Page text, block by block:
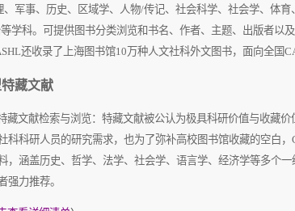
、军事、历史、区域学、人物/传记、社会科学、社会学、体育
学科。可提供图书分类浏览和书名、作者、主题、出版者以及
还收录了上海图书馆10 万种人文社科外文图书，面向全国
藏文献
文献检索与浏览：特藏文献被公认为极具科研价值与收藏价
科科研人员的研究需求，也为了弥补高校图书馆收藏的空白，
，涵盖历史、哲学、法学、社会学、语言学、经济学等多个
强力推荐。